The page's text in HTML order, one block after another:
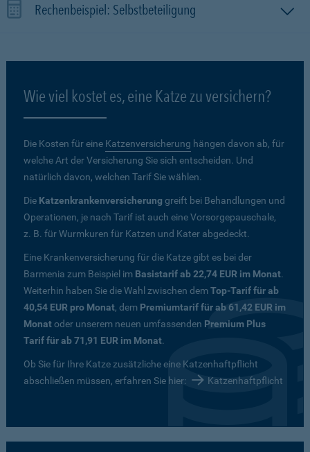
Rechenbeispiel: Selbstbeteiligung
Wie viel kostet es, eine Katze zu versichern?
Die Kosten für eine Katzenversicherung hängen davon ab, für
welche Art der Versicherung Sie sich entscheiden. Und
natürlich davon, welchen Tarif Sie wählen.
Die Katzenkrankenversicherung greift bei Behandlungen und
Operationen, je nach Tarif ist auch eine Vorsorgepauschale,
z. B. für Wurmkuren für Katzen und Kater abgedeckt.
Eine Krankenversicherung für die Katze gibt es bei der
Barmenia zum Beispiel im Basistarif ab 22,74 EUR im Monat.
Weiterhin haben Sie die Wahl zwischen demTop-Tarif für ab
40,54 EUR pro Monat, dem Premiumtarif für ab 61,42 EUR im
Monatoder unserem neuen umfassenden Premium Plus
Tarif für ab 71,91 EUR im Monat.
Ob Sie für Ihre Katze zusätzliche eine Katzenhaftpflicht
abschließen müssen, erfahren Sie hier:
Katzenhaftpflicht